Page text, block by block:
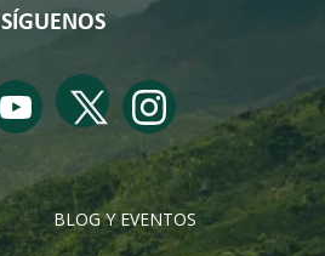
SÍGUENOS
BLOG Y EVENTOS